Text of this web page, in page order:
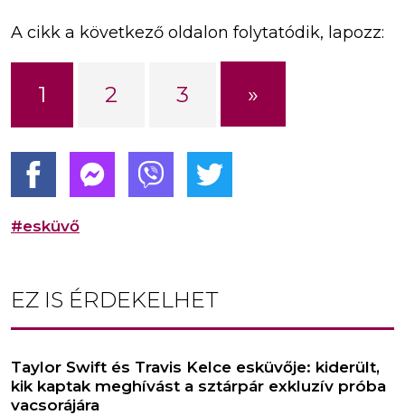
A cikk a következő oldalon folytatódik, lapozz:
1 2 3 »
#esküvő
EZ IS ÉRDEKELHET
Taylor Swift és Travis Kelce esküvője: kiderült,
kik kaptak meghívást a sztárpár exkluzív próba
vacsorájára